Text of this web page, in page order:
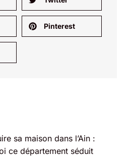
Pinterest
sa maison dans l’Ain :
ce département séduit